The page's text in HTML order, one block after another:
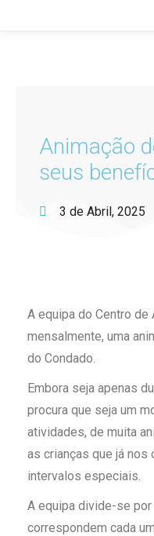
Animação
seus
3 de Abril, 2025
A equipa do Centro de
mensalmente, uma
do Condado.
Embora seja apenas
procura que seja um
atividades, de muita
as crianças que já nos
intervalos especiais.
A equipa divide-se
correspondem cada